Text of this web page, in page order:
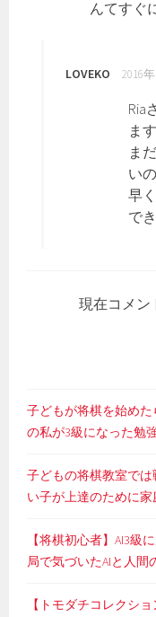
んてすぐ
LOVEKO 2016
Ria
ま
ま
い
早
で
現在コメン
子どもが将棋を始め
の私が3級になった勉
子どもの将棋教室で
い子が上達のために家
【将棋初心者】AI3級
局で気づいたAIと人間
【トモダチコレクシ